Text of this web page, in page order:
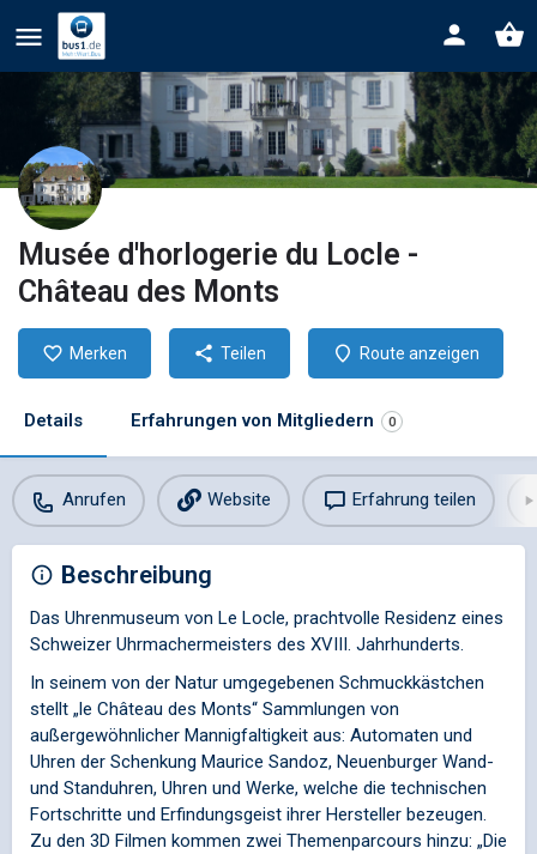
Musée d'horlogerie du Locle -
Château des Monts
Merken Teilen Route anzeigen
Details Erfahrungen von Mitgliedern 0
Anrufen Website Erfahrung teilen
Beschreibung
Das Uhrenmuseum von Le Locle, prachtvolle Residenz eines
Schweizer Uhrmachermeisters des XVIII. Jahrhunderts.
In seinem von der Natur umgegebenen Schmuckkästchen
stellt „le Château des Monts“ Sammlungen von
außergewöhnlicher Mannigfaltigkeit aus: Automaten und
Uhren der Schenkung Maurice Sandoz, Neuenburger Wand-
und Standuhren, Uhren und Werke, welche die technischen
Fortschritte und Erfindungsgeist ihrer Hersteller bezeugen.
Zu den 3D Filmen kommen zwei Themenparcours hinzu: „Die